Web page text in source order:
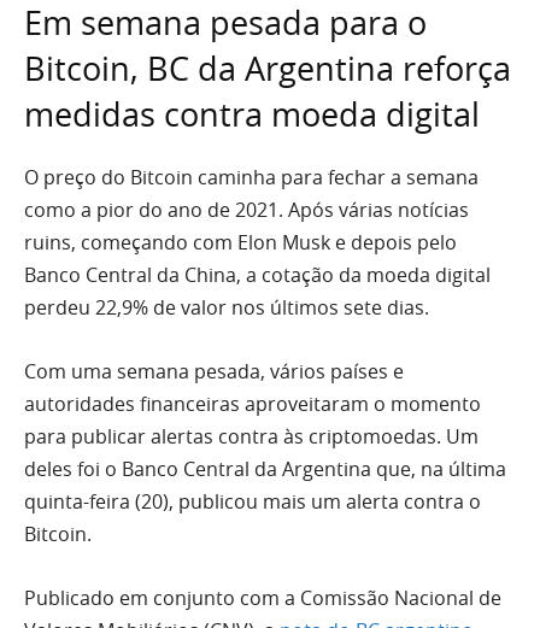
Em semana pesada para o
Bitcoin, BC da Argentina reforça
medidas contra moeda digital
O preço do Bitcoin caminha para fechar a semana
como a pior do ano de 2021. Após várias notícias
ruins, começando com Elon Musk e depois pelo
Banco Central da China, a cotação da moeda digital
perdeu 22,9% de valor nos últimos sete dias.
Com uma semana pesada, vários países e
autoridades financeiras aproveitaram o momento
para publicar alertas contra às criptomoedas. Um
deles foi o Banco Central da Argentina que, na última
quinta-feira (20), publicou mais um alerta contra o
Bitcoin.
Publicado em conjunto com a Comissão Nacional de